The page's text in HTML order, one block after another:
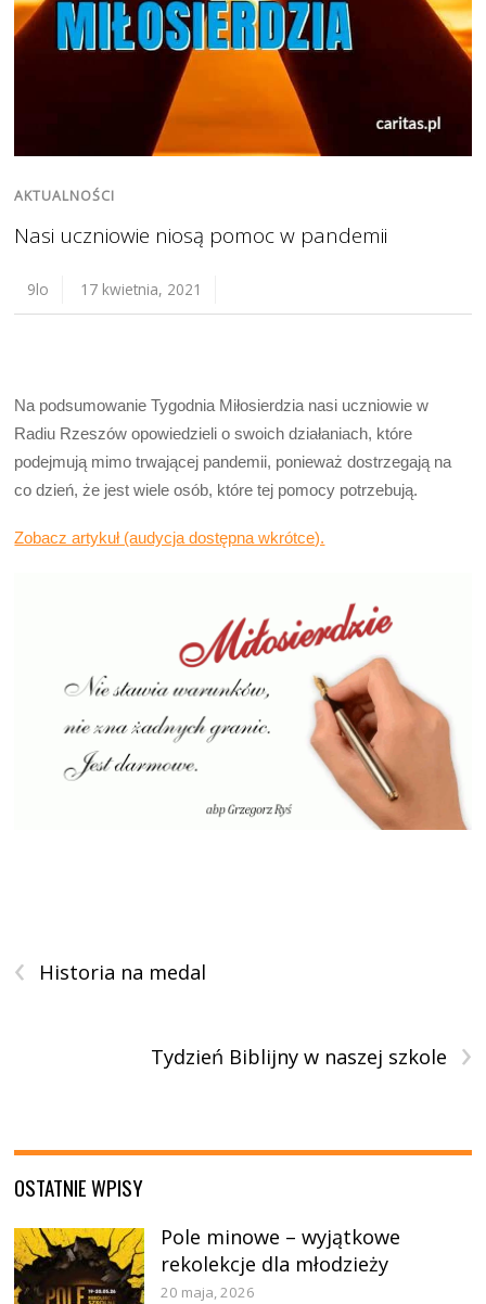
AKTUALNOŚCI
Nasi uczniowie niosą pomoc w pandemii
9lo 17 kwietnia, 2021
Na podsumowanie Tygodnia Miłosierdzia nasi uczniowie w
Radiu Rzeszów opowiedzieli o swoich działaniach, które
podejmują mimo trwającej pandemii, ponieważ dostrzegają na
co dzień, że jest wiele osób, które tej pomocy potrzebują.
Zobacz artykuł (audycja dostępna wkrótce).
‹ Historia na medal
›
Tydzień Biblijny w naszej szkole
OSTATNIE WPISY
Pole minowe – wyjątkowe
rekolekcje dla młodzieży
20 maja, 2026